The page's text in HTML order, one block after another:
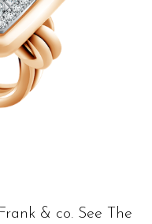
& co. See The